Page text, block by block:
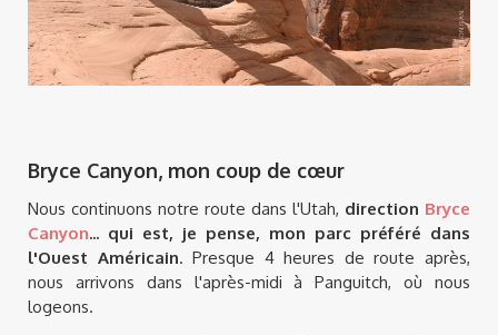
Bryce Canyon, mon coup de cœur
Nous continuons notre route dans l'Utah, direction Bryce
Canyon... qui est, je pense, mon parc préféré dans
l'Ouest Américain. Presque 4 heures de route après,
nous arrivons dans l'après-midi à Panguitch, où nous
logeons.